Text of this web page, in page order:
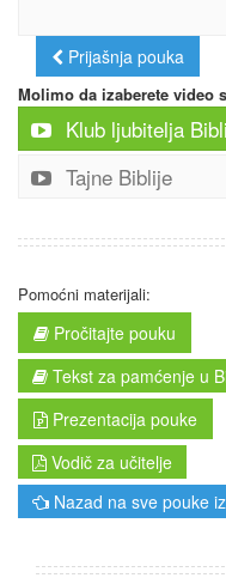
Prijašnja pouka
Molimo da izaberete video
Klub ljubitelja
Tajne Biblije
Pomoćni materijali:
Pročitajte pouku
Tekst za pamćenje u
Prezentacija pouke
Vodič za učitelje
Nazad na sve pouke